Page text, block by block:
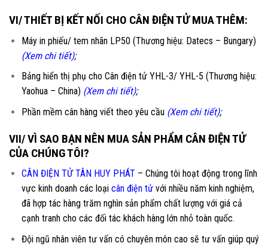
VI/ THIẾT BỊ KẾT NỐI CHO CÂN ĐIỆN TỬ MUA THÊM:
Máy in phiếu/ tem nhãn LP50 (Thương hiệu: Datecs – Bungary)
(Xem chi tiết);
Bảng hiển thị phụ cho Cân điện tử YHL-3/ YHL-5 (Thương hiệu:
Yaohua – China) (Xem chi tiết);
Phần mềm cân hàng viết theo yêu cầu (Xem chi tiết);
VII/ VÌ SAO BẠN NÊN MUA SẢN PHẨM CÂN ĐIỆN TỬ
CỦA CHÚNG TÔI?
CÂN ĐIỆN TỬ TÂN HUY PHÁT– Chúng tôi hoạt động trong lĩnh
vực kinh doanh các loại cân điện tử với nhiều năm kinh nghiệm,
đã hợp tác hàng trăm nghìn sản phẩm chất lượng với giá cả
cạnh tranh cho các đối tác khách hàng lớn nhỏ toàn quốc.
Đội ngũ nhân viên tư vấn có chuyên môn cao sẽ tư vấn giúp quý